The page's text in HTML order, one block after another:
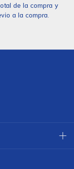
de la compra y
a la compra.